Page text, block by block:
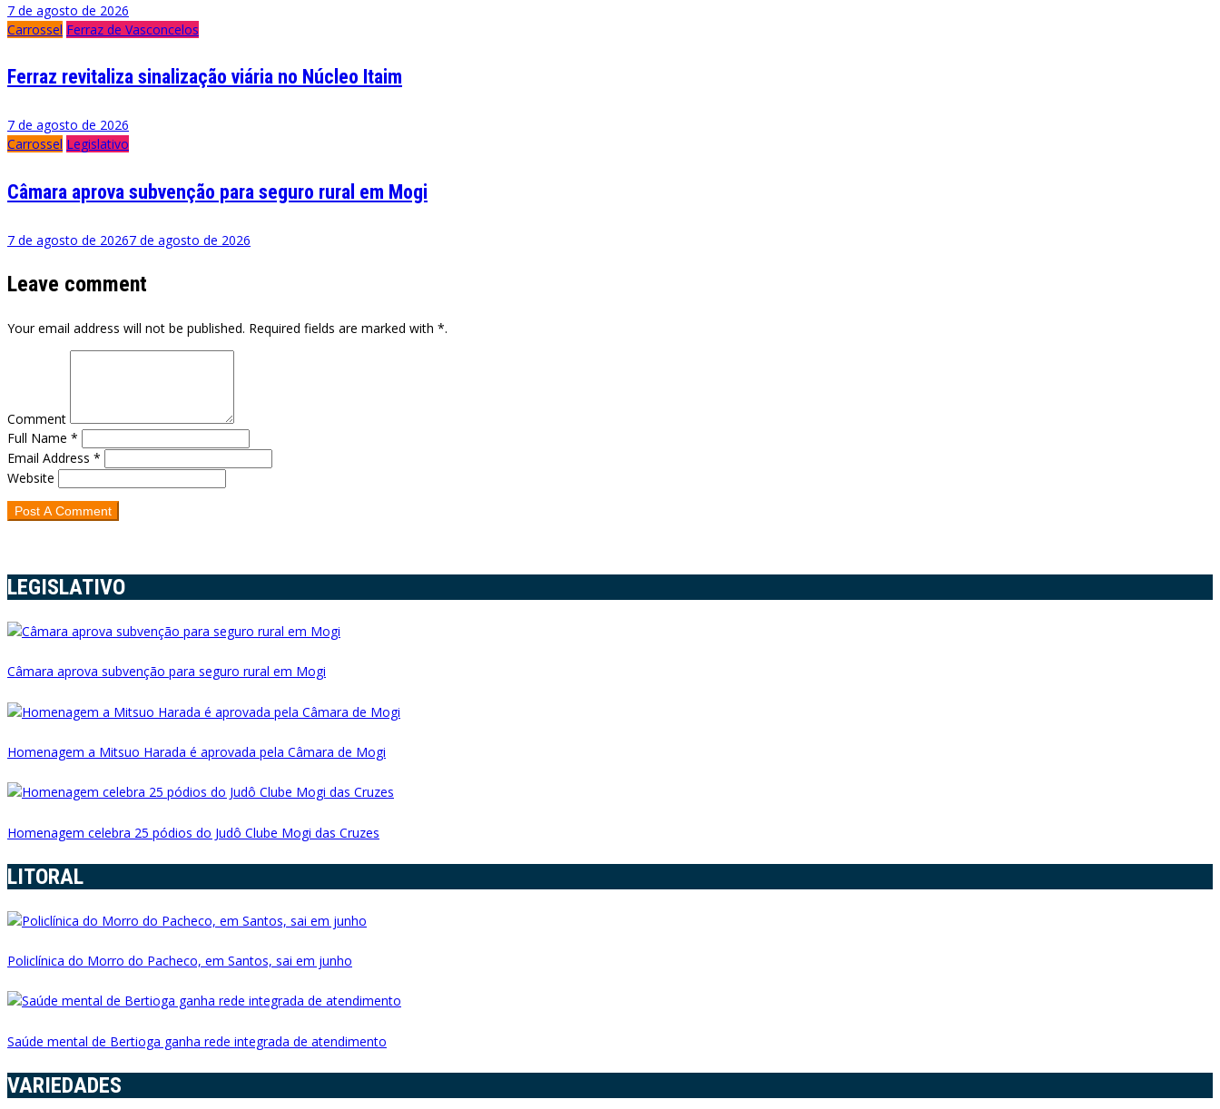
7 de agosto de 2026
Carrossel Ferraz de Vasconcelos
Ferraz revitaliza sinalização viária no Núcleo Itaim
7 de agosto de 2026
Carrossel Legislativo
Câmara aprova subvenção para seguro rural em Mogi
7 de agosto de 20267 de agosto de 2026
Leave comment
Your email address will not be published. Required fields are marked with *.
Comment
Full Name *
Email Address *
Website
LEGISLATIVO
Câmara aprova subvenção para seguro rural em Mogi
Homenagem a Mitsuo Harada é aprovada pela Câmara de Mogi
Homenagem celebra 25 pódios do Judô Clube Mogi das Cruzes
LITORAL
Policlínica do Morro do Pacheco, em Santos, sai em junho
Saúde mental de Bertioga ganha rede integrada de atendimento
VARIEDADES